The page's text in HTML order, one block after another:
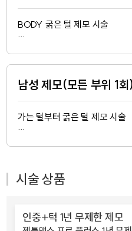
BODY 굵은 털 제모 시술
남성 제모(모든 부위 1회)
가는 털부터 굵은 털 제모 시술
시술 상품
인중+턱 1년 무제한 제모